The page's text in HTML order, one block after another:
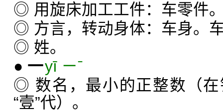
◎ 用旋床加工工件：车零件
◎ 方言，转动身体：车身。
◎ 姓。
● 一yī ㄧˉ
◎ 数名，最小的正整数（
“壹”代）。